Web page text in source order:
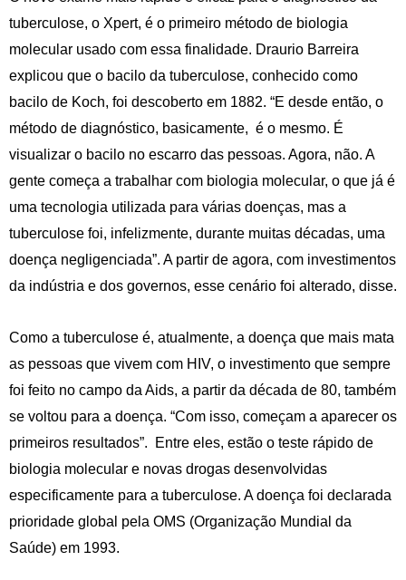
tuberculose, o Xpert, é o primeiro método de biologia
molecular usado com essa finalidade. Draurio Barreira
explicou que o bacilo da tuberculose, conhecido como
bacilo de Koch, foi descoberto em 1882. “E desde então, o
método de diagnóstico, basicamente, é o mesmo. É
visualizar o bacilo no escarro das pessoas. Agora, não. A
gente começa a trabalhar com biologia molecular, o que já é
uma tecnologia utilizada para várias doenças, mas a
tuberculose foi, infelizmente, durante muitas décadas, uma
doença negligenciada”. A partir de agora, com investimentos
da indústria e dos governos, esse cenário foi alterado, disse.
Como a tuberculose é, atualmente, a doença que mais mata
as pessoas que vivem com HIV, o investimento que sempre
foi feito no campo da Aids, a partir da década de 80, também
se voltou para a doença. “Com isso, começam a aparecer os
primeiros resultados”. Entre eles, estão o teste rápido de
biologia molecular e novas drogas desenvolvidas
especificamente para a tuberculose. A doença foi declarada
prioridade global pela OMS (Organização Mundial da
Saúde) em 1993.